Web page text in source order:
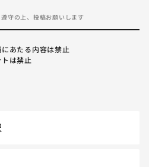
守の上、投稿お願いします
あたる内容は禁止
は禁止